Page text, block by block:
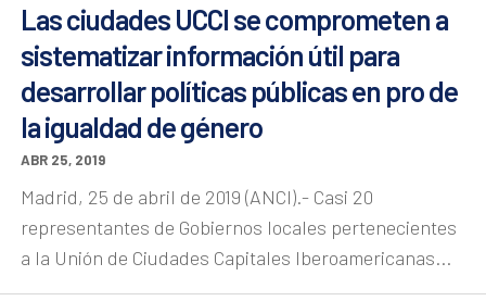
Las ciudades UCCI se comprometen a
sistematizar información útil para
desarrollar políticas públicas en pro de
la igualdad de género
ABR 25, 2019
Madrid, 25 de abril de 2019 (ANCI).- Casi 20
representantes de Gobiernos locales pertenecientes
a la Unión de Ciudades Capitales Iberoamericanas...